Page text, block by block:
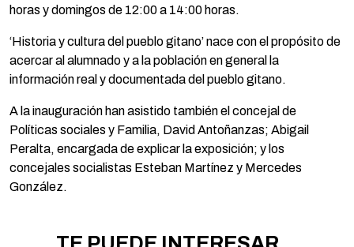
horas y domingos de 12:00 a 14:00 horas.
‘Historia y cultura del pueblo gitano’ nace con el propósito de
acercar al alumnado y a la población en general la
información real y documentada del pueblo gitano.
A la inauguración han asistido también el concejal de
Políticas sociales y Familia, David Antoñanzas; Abigail
Peralta, encargada de explicar la exposición; y los
concejales socialistas Esteban Martínez y Mercedes
González.